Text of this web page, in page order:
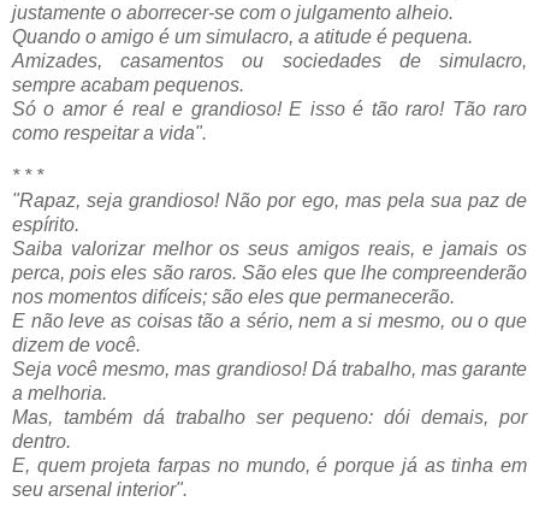
justamente o aborrecer-se com o julgamento alheio.
Quando o amigo é um simulacro, a atitude é pequena.
Amizades, casamentos ou sociedades de simulacro,
sempre acabam pequenos.
Só o amor é real e grandioso! E isso é tão raro! Tão raro
como respeitar a vida".
* * *
"Rapaz, seja grandioso! Não por ego, mas pela sua paz de
espírito.
Saiba valorizar melhor os seus amigos reais, e jamais os
perca, pois eles são raros. São eles que lhe compreenderão
nos momentos difíceis; são eles que permanecerão.
E não leve as coisas tão a sério, nem a si mesmo, ou o que
dizem de você.
Seja você mesmo, mas grandioso! Dá trabalho, mas garante
a melhoria.
Mas, também dá trabalho ser pequeno: dói demais, por
dentro.
E, quem projeta farpas no mundo, é porque já as tinha em
seu arsenal interior".